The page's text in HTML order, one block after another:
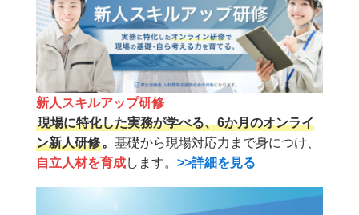
新人スキルアップ研修
現場に特化した実務が学べる、6か月のオンライ
ン新人研修。 基礎から現場対応力まで身につけ、
自立人材を育成します。 >>詳細を見る